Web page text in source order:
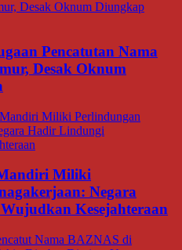
Pencatutan Nama
Desak Oknum
Miliki
Negara
Kesejahteraan